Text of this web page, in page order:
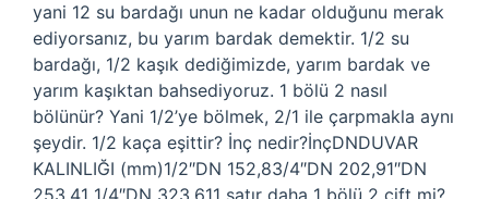
yani 12 su bardağı unun ne kadar olduğunu merak
ediyorsanız, bu yarım bardak demektir. 1/2 su
bardağı, 1/2 kaşık dediğimizde, yarım bardak ve
yarım kaşıktan bahsediyoruz. 1 bölü 2 nasıl
bölünür? Yani 1/2’ye bölmek, 2/1 ile çarpmakla aynı
şeydir. 1/2 kaça eşittir? İnç nedir?İnçDNDUVAR
KALINLIĞI (mm)1/2″DN 152,83/4″DN 202,91″DN
253,41 1/4″DN 323,611 satır daha 1 bölü 2 çift mi?